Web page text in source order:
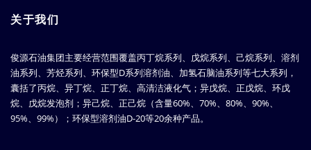
关于我们
俊源石油集团主要经营范围覆盖丙丁烷系列、戊烷系列、己烷系列、溶剂
油系列、芳烃系列、环保型D系列溶剂油、加氢石脑油系列等七大系列，
囊括了丙烷、异丁烷、正丁烷、高清洁液化气；异戊烷、正戊烷、环戊
烷、戊烷发泡剂；异己烷、正己烷（含量60%、70%、80%、90%、
95%、99%）；环保型溶剂油D-20等20余种产品。